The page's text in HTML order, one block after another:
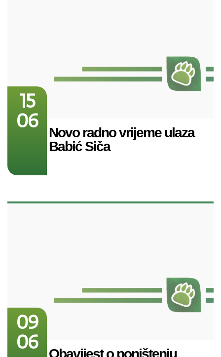
15
06
Novo radno vrijeme ulaza
Babić Siča
09
06
Obavijest o poništenju